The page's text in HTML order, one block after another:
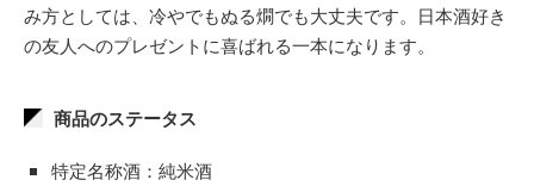
み方としては、冷やでもぬる燗でも大丈夫です。日本酒好き
の友人へのプレゼントに喜ばれる一本になります。
商品のステータス
特定名称酒：純米酒